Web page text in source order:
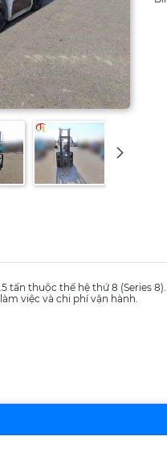
tấn thuộc thế hệ thứ 8 (Series
việc và chi phí vận hành.